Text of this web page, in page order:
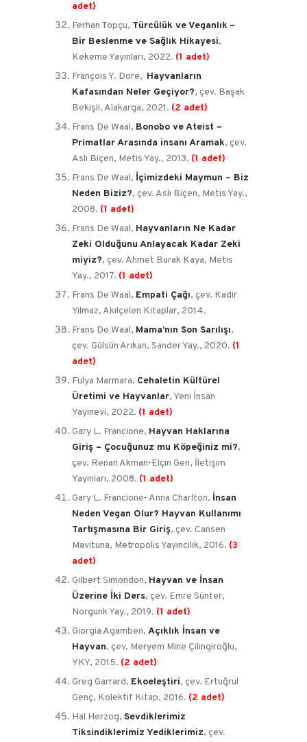
adet)
Ferhan Topçu, Türcülük ve Veganlık –
Bir Beslenme ve Sağlık Hikayesi,
Kekeme Yayınları, 2022. (1 adet)
François Y. Dore, Hayvanların
Kafasından Neler Geçiyor?, çev. Başak
Bekişli, Alakarga, 2021. (2 adet)
Frans De Waal, Bonobo ve Ateist –
Primatlar Arasında insanı Aramak, çev.
Aslı Biçen, Metis Yay., 2013. (1 adet)
Frans De Waal, İçimizdeki Maymun – Biz
Neden Biziz?, çev. Aslı Biçen, Metis Yay.,
2008. (1 adet)
Frans De Waal, Hayvanların Ne Kadar
Zeki Olduğunu Anlayacak Kadar Zeki
miyiz?, çev. Ahmet Burak Kaya, Metis
Yay., 2017. (1 adet)
Frans De Waal, Empati Çağı, çev. Kadir
Yılmaz, Akılçelen Kitaplar, 2014.
Frans De Waal, Mama’nın Son Sarılışı,
çev. Gülsün Arıkan, Sander Yay., 2020. (1
adet)
Fulya Marmara, Cehaletin Kültürel
Üretimi ve Hayvanlar, Yeni İnsan
Yayınevi, 2022. (1 adet)
Gary L. Francione, Hayvan Haklarına
Giriş – Çocuğunuz mu Köpeğiniz mi?,
çev. Renan Akman-Elçin Gen, İletişim
Yayınları, 2008. (1 adet)
Gary L. Francione- Anna Charlton, İnsan
Neden Vegan Olur? Hayvan Kullanımı
Tartışmasına Bir Giriş, çev. Cansen
Mavituna, Metropolis Yayıncılık, 2016. (3
adet)
Gilbert Simondon, Hayvan ve İnsan
Üzerine İki Ders, çev. Emre Sünter,
Norgunk Yay., 2019. (1 adet)
Giorgia Agamben, Açıklık İnsan ve
Hayvan, çev. Meryem Mine Çilingiroğlu,
YKY, 2015. (2 adet)
Greg Garrard, Ekoeleştiri, çev. Ertuğrul
Genç, Kolektif Kitap, 2016. (2 adet)
Hal Herzog, Sevdiklerimiz
Tiksindiklerimiz Yediklerimiz, çev.